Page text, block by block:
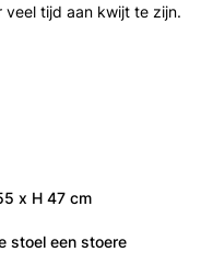
veel tijd aan kwijt te zijn.
x H 47 cm
stoel een stoere